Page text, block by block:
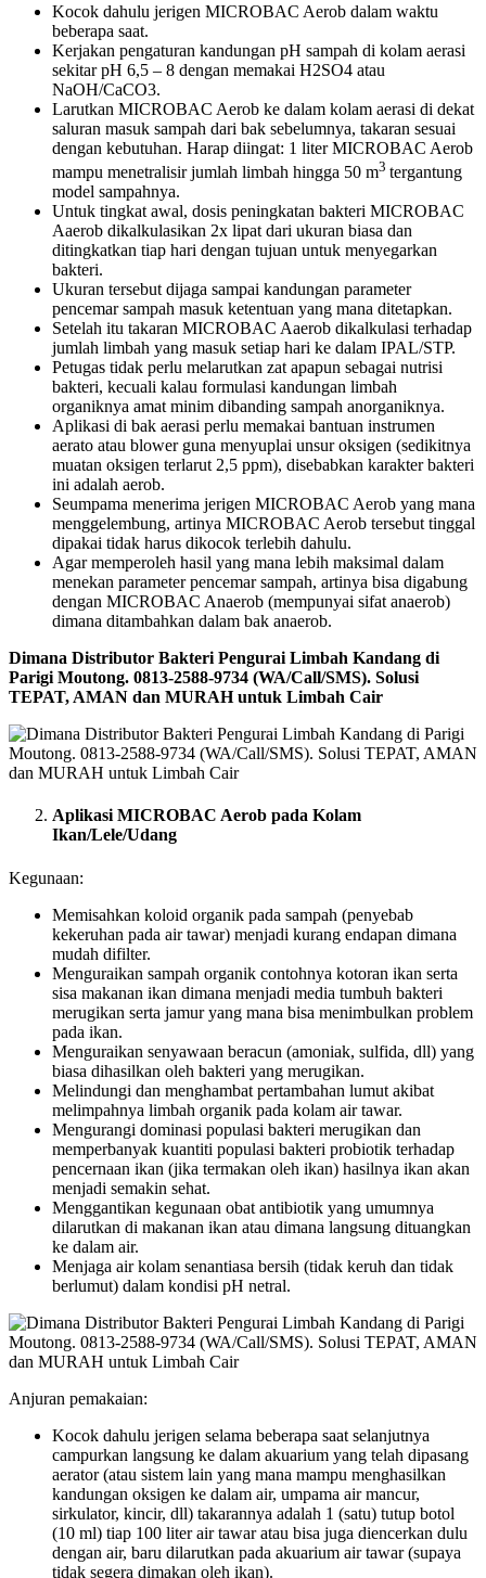
Kocok dahulu jerigen MICROBAC Aerob dalam waktu
beberapa saat.
Kerjakan pengaturan kandungan pH sampah di kolam aerasi
sekitar pH 6,5 – 8 dengan memakai H2SO4 atau
NaOH/CaCO3.
Larutkan MICROBAC Aerob ke dalam kolam aerasi di dekat
saluran masuk sampah dari bak sebelumnya, takaran sesuai
dengan kebutuhan. Harap diingat: 1 liter MICROBAC Aerob
mampu menetralisir jumlah limbah hingga 50 m3 tergantung
model sampahnya.
Untuk tingkat awal, dosis peningkatan bakteri MICROBAC
Aaerob dikalkulasikan 2x lipat dari ukuran biasa dan
ditingkatkan tiap hari dengan tujuan untuk menyegarkan
bakteri.
Ukuran tersebut dijaga sampai kandungan parameter
pencemar sampah masuk ketentuan yang mana ditetapkan.
Setelah itu takaran MICROBAC Aaerob dikalkulasi terhadap
jumlah limbah yang masuk setiap hari ke dalam IPAL/STP.
Petugas tidak perlu melarutkan zat apapun sebagai nutrisi
bakteri, kecuali kalau formulasi kandungan limbah
organiknya amat minim dibanding sampah anorganiknya.
Aplikasi di bak aerasi perlu memakai bantuan instrumen
aerato atau blower guna menyuplai unsur oksigen (sedikitnya
muatan oksigen terlarut 2,5 ppm), disebabkan karakter bakteri
ini adalah aerob.
Seumpama menerima jerigen MICROBAC Aerob yang mana
menggelembung, artinya MICROBAC Aerob tersebut tinggal
dipakai tidak harus dikocok terlebih dahulu.
Agar memperoleh hasil yang mana lebih maksimal dalam
menekan parameter pencemar sampah, artinya bisa digabung
dengan MICROBAC Anaerob (mempunyai sifat anaerob)
dimana ditambahkan dalam bak anaerob.
Dimana Distributor Bakteri Pengurai Limbah Kandang di
Parigi Moutong. 0813-2588-9734 (WA/Call/SMS). Solusi
TEPAT, AMAN dan MURAH untuk Limbah Cair
Aplikasi MICROBAC Aerob pada Kolam
Ikan/Lele/Udang
Kegunaan:
Memisahkan koloid organik pada sampah (penyebab
kekeruhan pada air tawar) menjadi kurang endapan dimana
mudah difilter.
Menguraikan sampah organik contohnya kotoran ikan serta
sisa makanan ikan dimana menjadi media tumbuh bakteri
merugikan serta jamur yang mana bisa menimbulkan problem
pada ikan.
Menguraikan senyawaan beracun (amoniak, sulfida, dll) yang
biasa dihasilkan oleh bakteri yang merugikan.
Melindungi dan menghambat pertambahan lumut akibat
melimpahnya limbah organik pada kolam air tawar.
Mengurangi dominasi populasi bakteri merugikan dan
memperbanyak kuantiti populasi bakteri probiotik terhadap
pencernaan ikan (jika termakan oleh ikan) hasilnya ikan akan
menjadi semakin sehat.
Menggantikan kegunaan obat antibiotik yang umumnya
dilarutkan di makanan ikan atau dimana langsung dituangkan
ke dalam air.
Menjaga air kolam senantiasa bersih (tidak keruh dan tidak
berlumut) dalam kondisi pH netral.
Anjuran pemakaian:
Kocok dahulu jerigen selama beberapa saat selanjutnya
campurkan langsung ke dalam akuarium yang telah dipasang
aerator (atau sistem lain yang mana mampu menghasilkan
kandungan oksigen ke dalam air, umpama air mancur,
sirkulator, kincir, dll) takarannya adalah 1 (satu) tutup botol
(10 ml) tiap 100 liter air tawar atau bisa juga diencerkan dulu
dengan air, baru dilarutkan pada akuarium air tawar (supaya
tidak segera dimakan oleh ikan).